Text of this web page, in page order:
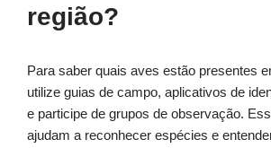
região?
Para saber quais aves estão presentes
utilize guias de campo, aplicativos de
e participe de grupos de observação.
ajudam a reconhecer espécies e